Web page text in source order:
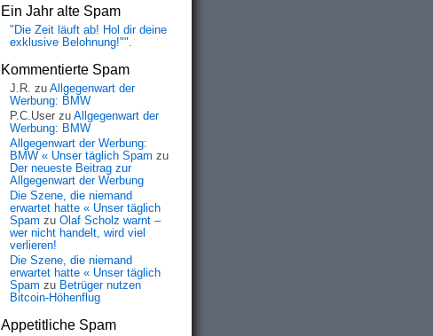
Ein Jahr alte Spam
"Die Zeit läuft ab! Hol dir deine
exklusive Belohnung!"".
Kommentierte Spam
J.R. zu Allgegenwart der
Werbung: BMW
P.C.User zu Allgegenwart der
Werbung: BMW
Allgegenwart der Werbung:
BMW « Unser täglich Spam zu
Der neueste Beitrag zur
Allgegenwart der Werbung
Die Szene, die niemand
erwartet hatte « Unser täglich
Spam zu Olaf Scholz warnt –
wer nicht handelt, wird viel
verlieren!
Die Szene, die niemand
erwartet hatte « Unser täglich
Spam zu Betrüger nutzen
Bitcoin-Höhenflug
Appetitliche Spam